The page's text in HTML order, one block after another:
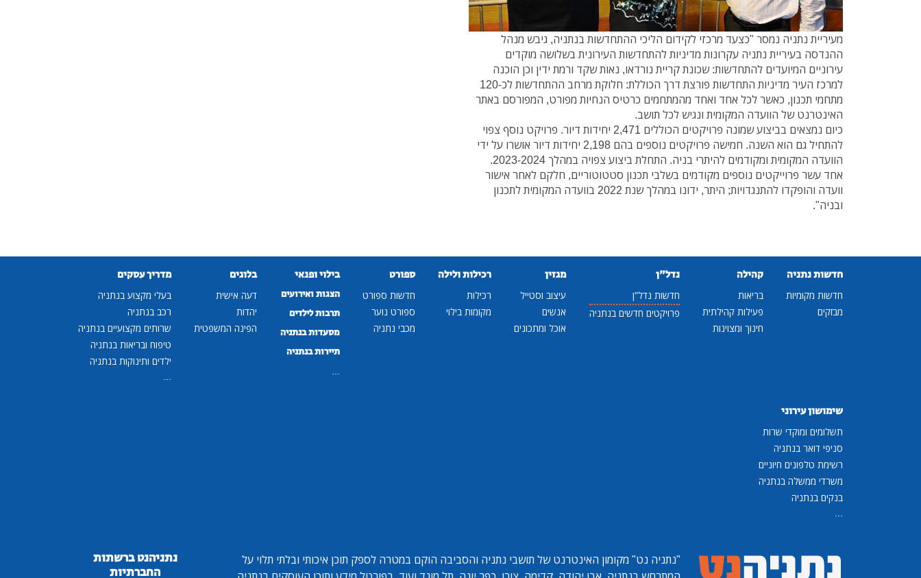
מעיריית נתניה נמסר "כצעד מרכזי לקידום הליכי ההתחדשות בנתניה, גיבש מנהל
ההנדסה בעיריית נתניה עקרונות מדיניות להתחדשות העירונית בשלושה מוקדים
עירוניים המיועדים להתחדשות: שכונת קריית נורדאו, נאות שקד ורמת ידין וכן הוכנה
למרכז העיר מדיניות התחדשות פורצת דרך הכוללת: חלוקת מרחב ההתחדשות לכ-120
מתחמי תכנון, כאשר לכל אחד ואחד מהמתחמים כרטיס הנחיות מפורט, המפורסם באתר
האינטרנט של הוועדה המקומית ונגיש לכל תושב.
כיום נמצאים בביצוע שמונה פרויקטים הכוללים 2,471 יחידות דיור. פרויקט נוסף צפוי
להתחיל גם הוא השנה. חמישה פרויקטים נוספים בהם 2,198 יחידות דיור אושרו על ידי
הוועדה המקומית ומקודמים להיתרי בניה. התחלת ביצוע צפויה במהלך 2023-2024.
אחד עשר פרוייקטים נוספים מקודמים בשלבי תכנון סטטוטוריים, חלקם לאחר אישור
וועדה והופקדו להתנגדויות; היתר, ידונו במהלך שנת 2022 בוועדה המקומית לתכנון
ובניה".
חדשות נתניה
חדשות מקומיות
מבזקים
קהילה
בריאות
פעילות קהילתית
חינוך ומצוינות
נדל"ן
חדשות נדל"ן
פרויקטים חדשים בנתניה
מגזין
עיצוב וסטייל
אנשים
אוכל ומתכונים
רכילות ולילה
רכילות
מקומות בילוי
ספורט
חדשות ספורט
ספורט נוער
מכבי נתניה
בילוי ופנאי
הצגות ואירועים
תרבות לילדים
מסעדות בנתניה
תיירות בנתניה
בלוגים
דעה אישית
יהדות
הפינה המשפטית
מדריך עסקים
בעלי מקצוע בנתניה
רכב בנתניה
שרותים מקצועיים בנתניה
טיפוח ובריאות בנתניה
ילדים ותינוקות בנתניה
שימושון עירוני
תשלומים ומוקדי שרות
סניפי דואר בנתניה
רשימת טלפונים חיוניים
משרדי ממשלה בנתניה
בנקים בנתניה
"נתניה נט" מקומון האינטרנט של תושבי נתניה והסביבה הוקם במטרה לספק תוכן איכותי ובלתי תלוי על
נתניהנט ברשתות
החברתיות